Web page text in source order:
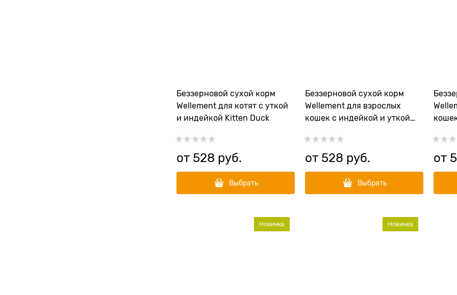
Беззерновой сухой корм
Wellement для котят с уткой
и индейкой Kitten Duck
от 528 руб.
Выбрать
Беззерновой сухой корм
Wellement для взрослых
кошек с индейкой и уткой
от 528 руб.
Выбрать
от
Новинка Новинка